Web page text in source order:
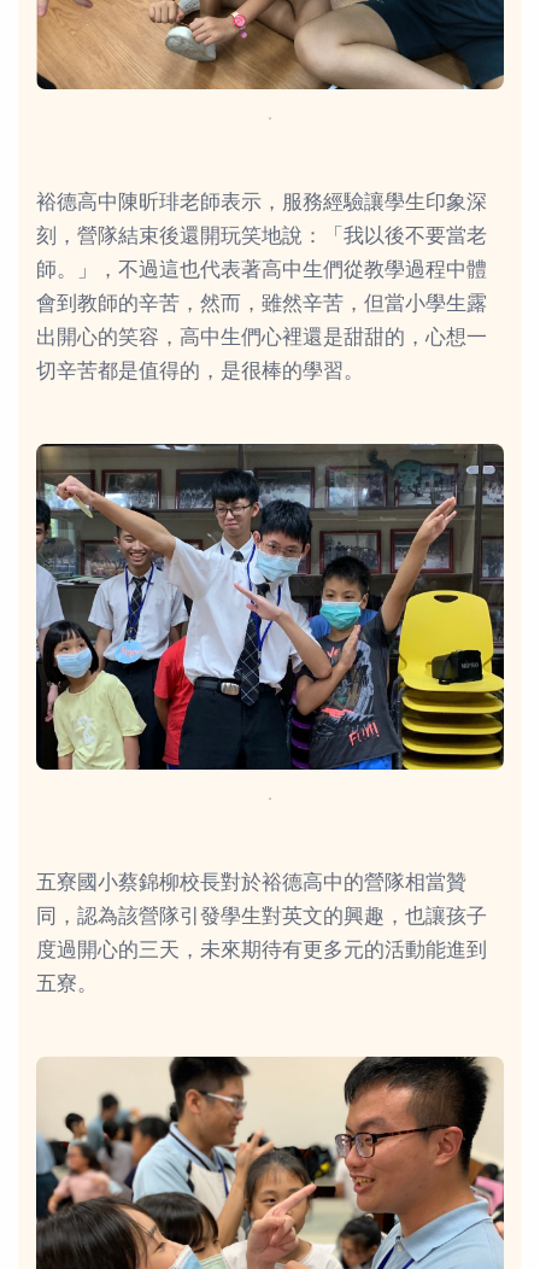
．
裕德高中陳昕琲老師表示，服務經驗讓學生印象深
刻，營隊結束後還開玩笑地說：「我以後不要當老
師。」，不過這也代表著高中生們從教學過程中體
會到教師的辛苦，然而，雖然辛苦，但當小學生露
出開心的笑容，高中生們心裡還是甜甜的，心想一
切辛苦都是值得的，是很棒的學習。
．
五寮國小蔡錦柳校長對於裕德高中的營隊相當贊
同，認為該營隊引發學生對英文的興趣，也讓孩子
度過開心的三天，未來期待有更多元的活動能進到
五寮。